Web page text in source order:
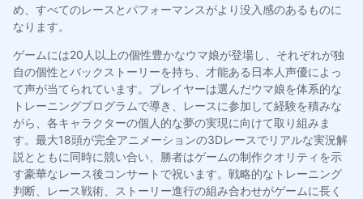
め、すべてのレースとパフォーマンスがより没入感のあるものに
なります。
ゲームには20人以上の個性豊かなウマ娘が登場し、それぞれが独
自の個性とバックストーリーを持ち、才能ある日本人声優によっ
て声が当てられています。プレイヤーは選んだウマ娘を体系的な
トレーニングプログラムで導き、レースに参加して経験を積みな
がら、各キャラクターの個人的な夢の実現に向けて取り組みま
す。最大18頭が完全アニメーションの3Dレースでリアルな実況解
説とともに同時に競い合い、勝者はゲームの制作クオリティを示
す豪華なレース後コンサートで祝います。戦略的なトレーニング
判断、レース戦術、ストーリー進行の組み合わせがゲームに長く